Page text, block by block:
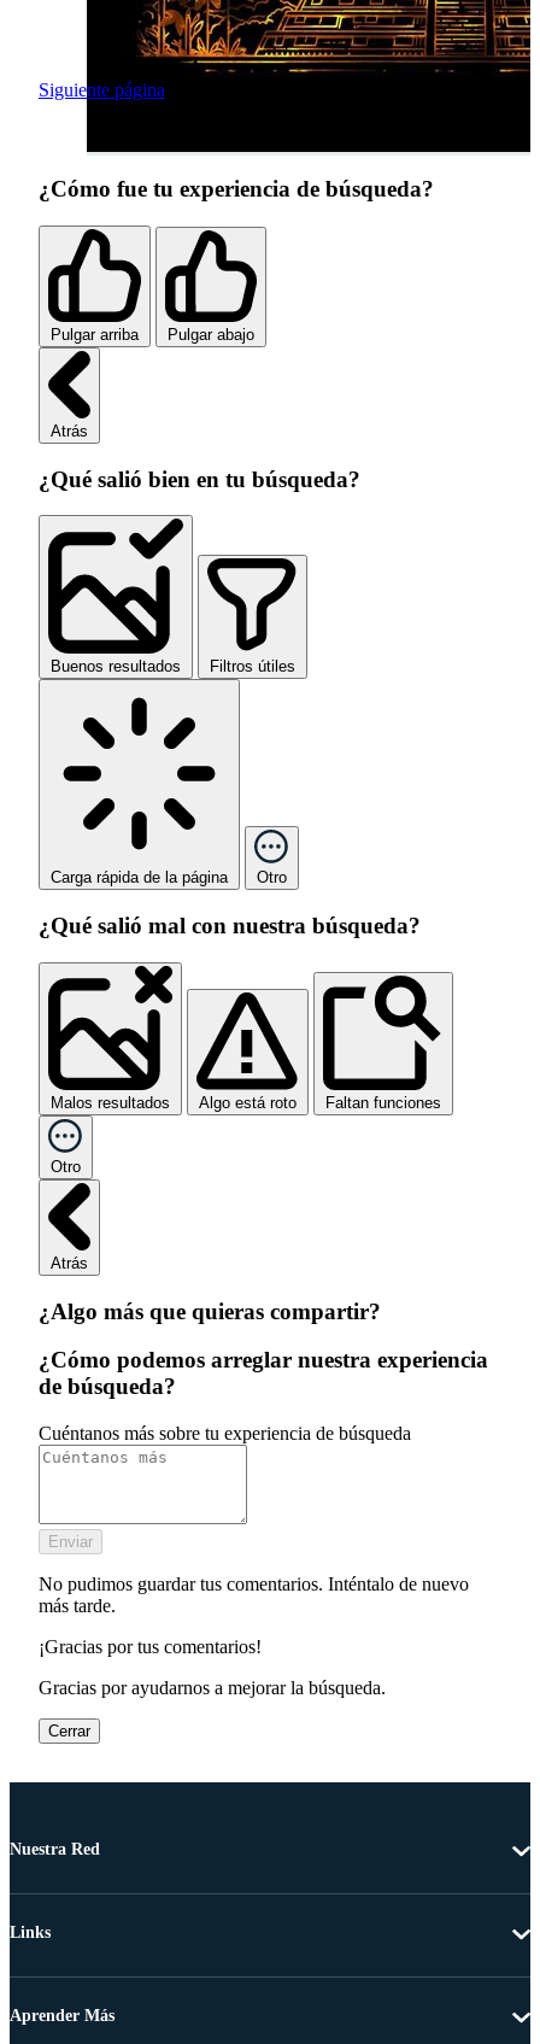
Siguiente página
¿Cómo fue tu experiencia de búsqueda?
Pulgar arriba Pulgar abajo
Atrás
¿Qué salió bien en tu búsqueda?
Buenos resultados Filtros útiles
Carga rápida de la página Otro
¿Qué salió mal con nuestra búsqueda?
Malos resultados Algo está roto Faltan funciones
Otro
Atrás
¿Algo más que quieras compartir?
¿Cómo podemos arreglar nuestra experiencia
de búsqueda?
Cuéntanos más sobre tu experiencia de búsqueda
Enviar
No pudimos guardar tus comentarios. Inténtalo de nuevo
más tarde.
¡Gracias por tus comentarios!
Gracias por ayudarnos a mejorar la búsqueda.
Cerrar
Nuestra Red
Links
Aprender Más